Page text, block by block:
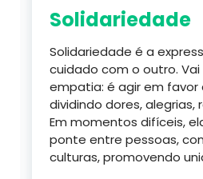
Solidariedade
Solidariedade é a
cuidado com o outro.
empatia: é agir em favor
dividindo dores, alegrias,
Em momentos difíceis,
ponte entre pessoas,
culturas, promovendo